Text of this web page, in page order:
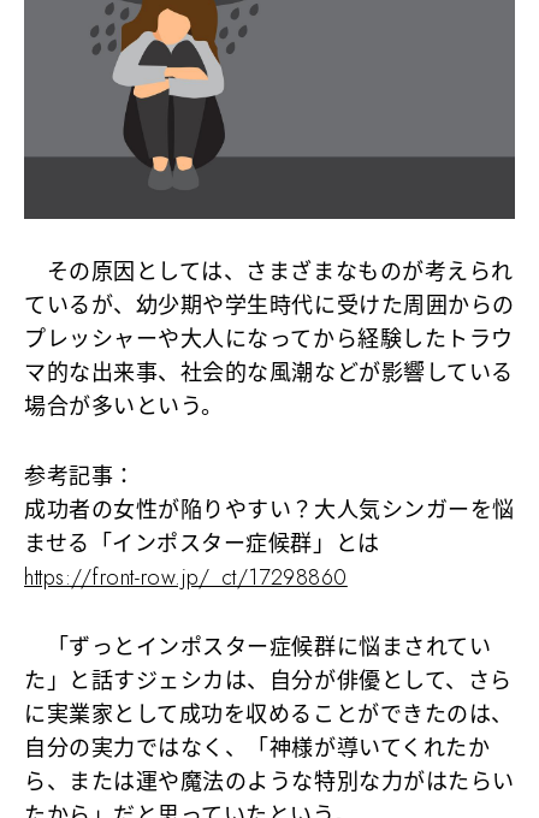
その原因としては、さまざまなものが考えられ
ているが、幼少期や学生時代に受けた周囲からの
プレッシャーや大人になってから経験したトラウ
マ的な出来事、社会的な風潮などが影響している
場合が多いという。
参考記事：
成功者の女性が陥りやすい？大人気シンガーを悩
ませる「インポスター症候群」とは
https://front-row.jp/_ct/17298860
「ずっとインポスター症候群に悩まされてい
た」と話すジェシカは、自分が俳優として、さら
に実業家として成功を収めることができたのは、
自分の実力ではなく、「神様が導いてくれたか
ら、または運や魔法のような特別な力がはたらい